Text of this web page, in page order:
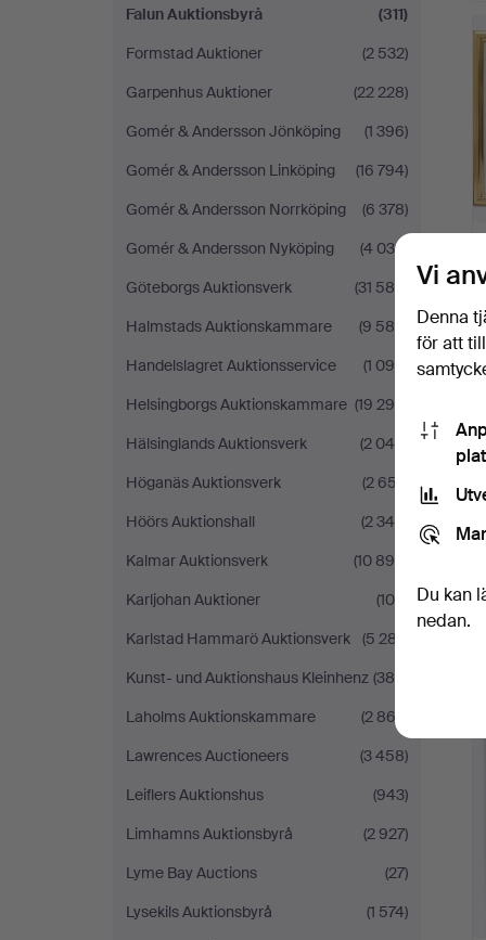
Falun Auktionsbyrå
(311)
Formstad Auktioner
(2 532)
Garpenhus Auktioner
(22 228)
Gomér & Andersson Jönköping
(1 396)
Gomér & Andersson Linköping
(16 794)
Gomér & Andersson Norrköping
(6 378)
Gomér & Andersson Nyköping
(4 034)
Göteborgs Auktionsverk
(31 586)
Halmstads Auktionskammare
(9 586)
Handelslagret Auktionsservice
(1 090)
Helsingborgs Auktionskammare (19 295)
Hälsinglands Auktionsverk
(2 049)
Höganäs Auktionsverk
(2 657)
Höörs Auktionshall
(2 340)
Kalmar Auktionsverk
(10 899)
Karljohan Auktioner
(100)
Karlstad Hammarö Auktionsverk
(5 287)
Kunst- und Auktionshaus Kleinhenz (388)
Laholms Auktionskammare
(2 863)
Lawrences Auctioneers
(3 458)
Leiflers Auktionshus
(943)
Limhamns Auktionsbyrå
(2 927)
Lyme Bay Auctions
(27)
Lysekils Auktionsbyrå
(1 574)
Vi
Denna
för att
Du kan
nedan.